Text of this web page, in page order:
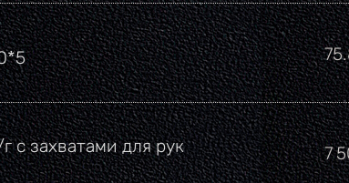
с захватами для рук
7